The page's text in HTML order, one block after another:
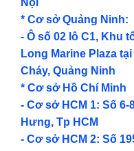
Nội
* Cơ sở Quảng Ninh:
- Ô số 02 lô C1, Khu
Long Marine Plaza
Cháy, Quảng Ninh
* Cơ sở Hồ Chí Minh
- Cơ sở HCM 1: Số
Hưng, Tp HCM
- Cơ sở HCM 2: Số